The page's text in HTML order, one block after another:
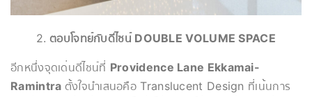
2. ตอบโจทย์กับดีไซน์ DOUBLE VOLUME SPACE
อีกหนึ่งจุดเด่นดีไซน์ที่ Providence Lane Ekkamai-
Ramintra ตั้งใจนำเสนอคือ Translucent Design ที่เน้นการ